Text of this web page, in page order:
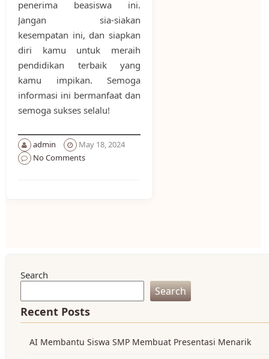
penerima beasiswa ini.
Jangan sia-siakan
kesempatan ini, dan siapkan
diri kamu untuk meraih
pendidikan terbaik yang
kamu impikan. Semoga
informasi ini bermanfaat dan
semoga sukses selalu!
admin
May 18, 2024
No Comments
Search
Search
Recent Posts
AI Membantu Siswa SMP Membuat Presentasi Menarik